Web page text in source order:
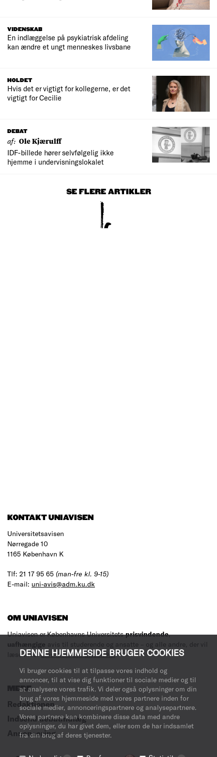
DENNE HJEMMESIDE BRUGER COOKIES
Vi bruger cookies til at tilpasse vores indhold og
annoncer, til at vise dig funktioner til sociale medier og til
at analysere vores trafik. Vi deler også oplysninger om din
brug af vores hjemmeside med vores partnere inden for
sociale medier, annonceringspartnere og analysepartnere.
Vores partnere kan kombinere disse data med andre
oplysninger, du har givet dem, eller som de har indsamlet
fra din brug af deres tjenester.
VIDENSKAB
En indlæggelse på psykiatrisk afdeling
kan ændre et ungt menneskes livsbane
HOLDET
Hvis det er vigtigt for kollegerne, er det
vigtigt for Cecilie
DEBAT
af: Ole Kjærulff
IDF-billede hører selvfølgelig ikke
hjemme i undervisningslokalet
SE FLERE ARTIKLER
KONTAKT UNIAVISEN
Universitetsavisen
Nørregade 10
1165 København K
Tlf: 21 17 95 65 (man-fre kl. 9-15)
E-mail: uni-avis@adm.ku.dk
OM UNIAVISEN
Uniavisen er Københavns Universitetsprisvindende,
uafhængige avis til studerende og ansatte – og alle andre, der vil
læse med.Læs mere om avisen her.
MERE
Redaktionen
Indsend debatindlæg
Annoncering